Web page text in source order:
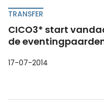
TRANSFER
CICO3* start
de
17-07-2014